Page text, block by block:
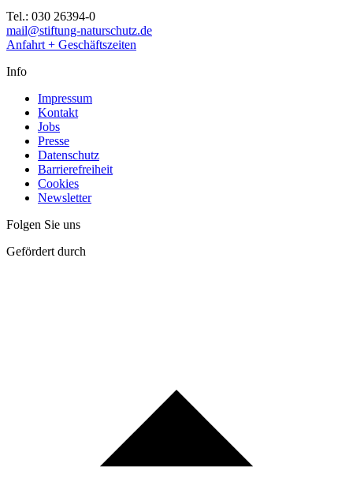
Tel.: 030 26394-0
mail@stiftung-naturschutz.de
Anfahrt + Geschäftszeiten
Info
Impressum
Kontakt
Jobs
Presse
Datenschutz
Barrierefreiheit
Cookies
Newsletter
Folgen Sie uns
Gefördert durch